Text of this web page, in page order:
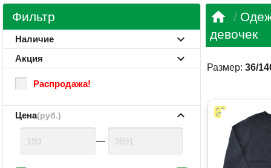
Фильтр
Наличие
Акция
Распродажа!
Цена(руб.)
—

девочек
Размер:36/